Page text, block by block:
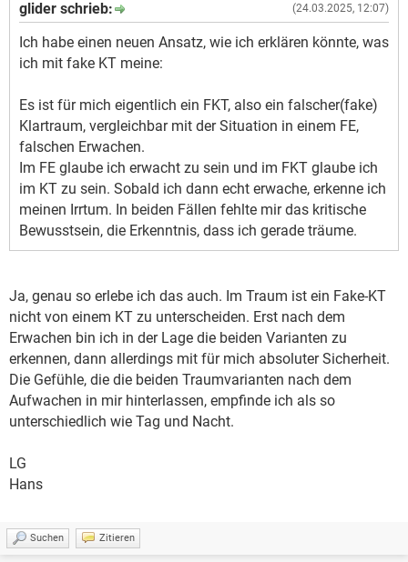
(24.03.2025, 12:07)
glider schrieb:
Ich habe einen neuen Ansatz, wie ich erklären könnte, was
ich mit fake KT meine:
Es ist für mich eigentlich ein FKT, also ein falscher(fake)
Klartraum, vergleichbar mit der Situation in einem FE,
falschen Erwachen.
Im FE glaube ich erwacht zu sein und im FKT glaube ich
im KT zu sein. Sobald ich dann echt erwache, erkenne ich
meinen Irrtum. In beiden Fällen fehlte mir das kritische
Bewusstsein, die Erkenntnis, dass ich gerade träume.
Ja, genau so erlebe ich das auch. Im Traum ist ein Fake-KT
nicht von einem KT zu unterscheiden. Erst nach dem
Erwachen bin ich in der Lage die beiden Varianten zu
erkennen, dann allerdings mit für mich absoluter Sicherheit.
Die Gefühle, die die beiden Traumvarianten nach dem
Aufwachen in mir hinterlassen, empfinde ich als so
unterschiedlich wie Tag und Nacht.
LG
Hans
Suchen Zitieren